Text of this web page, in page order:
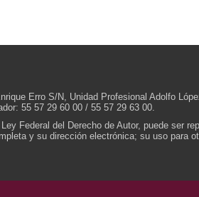
Erro S/N, Unidad Profesional Adolfo
55 57 29 60 00 / 55 57 29 63 00.
Federal del Derecho de Autor, puede ser
y su dirección electrónica; su uso para